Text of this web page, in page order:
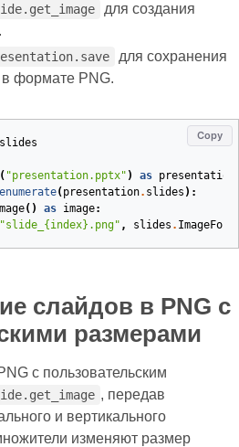
для создания
для сохранения
формате PNG.
Copy
slides
( "presentation.pptx" ) as presentation
enumerate( presentation. slides ):
() as image:
"slide_ {index} .png" , slides .
слайдов в PNG с
размерами
с пользовательским
, передав
и вертикального
изменяют размер